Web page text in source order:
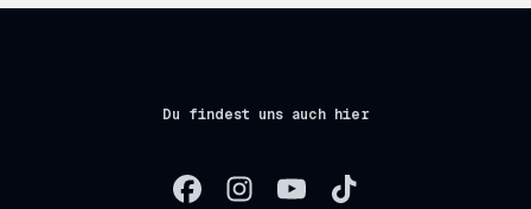
Du findest uns auch hier